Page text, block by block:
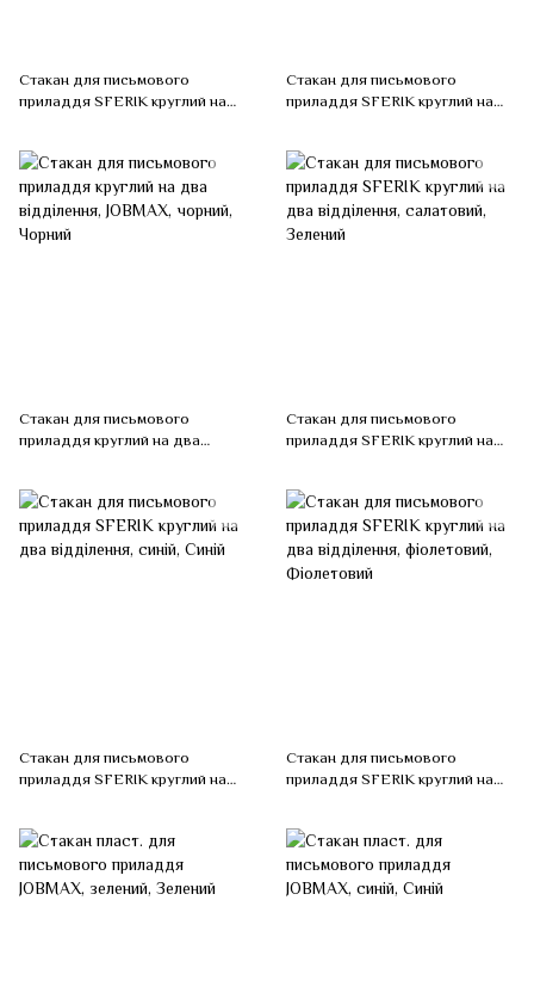
Стакан для письмового
приладдя SFERIK круглий на
Стакан для письмового
приладдя SFERIK круглий на
Стакан для письмового
приладдя круглий на два
Стакан для письмового
приладдя SFERIK круглий на
Стакан для письмового
приладдя SFERIK круглий на
Стакан для письмового
приладдя SFERIK круглий на